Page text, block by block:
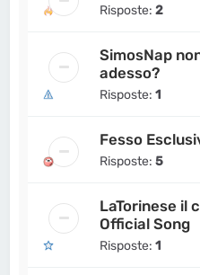
Risposte:2
SimosNap
adesso?
Risposte:1
Fesso
Risposte:5
LaTorinese il
Official Song
Risposte:1